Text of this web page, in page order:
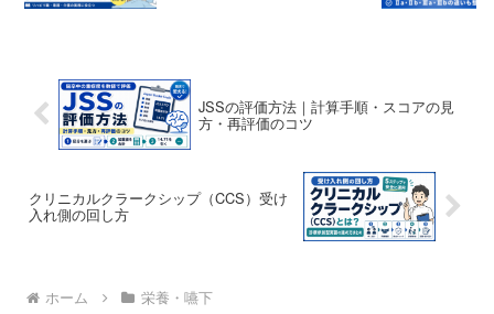
JSSの評価方法｜計算手順・スコアの見
方・再評価のコツ
クリニカルクラークシップ（CCS）受け
入れ側の回し方
ホーム 栄養・嚥下